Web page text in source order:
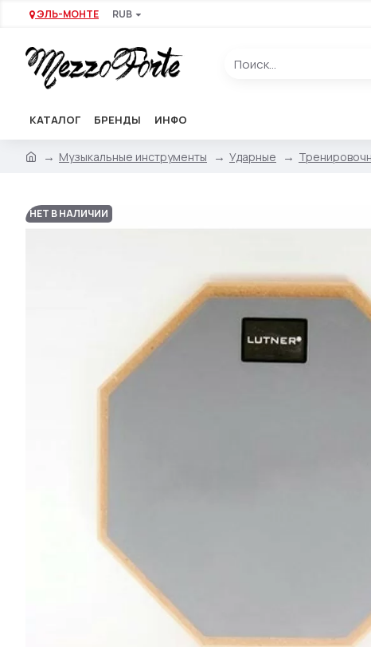
ЭЛЬ-МОНТЕ RUB
КАТАЛОГ БРЕНДЫ ИНФО
Музыкальные инструменты Ударные
НЕТ В НАЛИЧИИ